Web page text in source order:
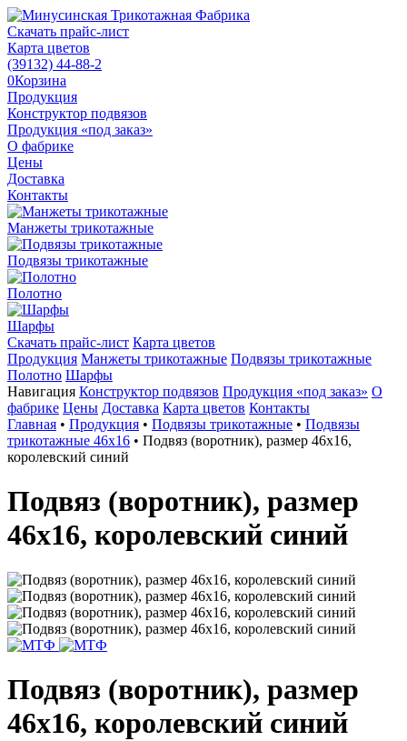
Скачать прайс-лист
Карта цветов
(39132) 44-88-2
0Корзина
Продукция
Конструктор подвязов
Продукция «под заказ»
О фабрике
Цены
Доставка
Контакты
Манжеты трикотажные
Подвязы трикотажные
Полотно
Шарфы
Скачать прайс-лист Карта цветов
Продукция Манжеты трикотажные Подвязы трикотажные
Полотно Шарфы
Навигация Конструктор подвязов Продукция «под заказ» О
фабрике Цены Доставка Карта цветов Контакты
Главная • Продукция • Подвязы трикотажные • Подвязы
трикотажные 46х16 • Подвяз (воротник), размер 46х16,
королевский синий
Подвяз (воротник), размер
46х16, королевский синий
Подвяз (воротник), размер
46х16, королевский синий